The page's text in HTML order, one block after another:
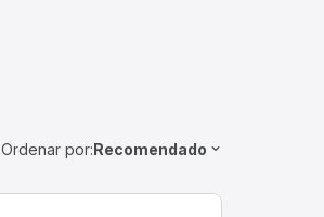
Ordenar por:Recomendado